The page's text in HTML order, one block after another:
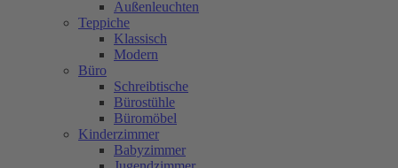
Außenleuchten
Teppiche
Klassisch
Modern
Büro
Schreibtische
Bürostühle
Büromöbel
Kinderzimmer
Babyzimmer